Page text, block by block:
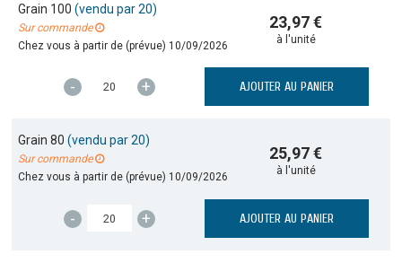
Grain 100(vendu par 20)
Sur commande
Chez vous à partir de (prévue) 10/09/2026
23,97 €
à l'unité
- + AJOUTER AU PANIER
Grain 80(vendu par 20)
Sur commande
Chez vous à partir de (prévue) 10/09/2026
25,97 €
à l'unité
- + AJOUTER AU PANIER